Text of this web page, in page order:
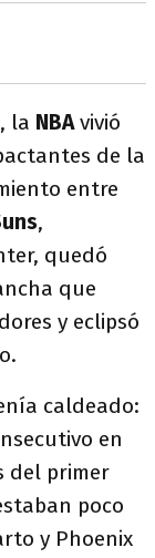
la NBAvivió
de la
entre
,
quedó
que
y eclipsó
caldeado:
en
del primer
poco
y Phoenix